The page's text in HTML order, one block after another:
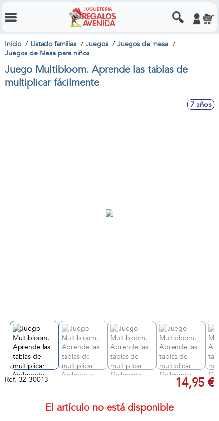
Inicio Listado familias Juegos
Juegos de mesa
Juegos de Mesa para niños
Juego Multibloom. Aprende las tablas de
multiplicar fácilmente
7 años
Ref. 32-30013 14,95 €
El artículo no está disponible